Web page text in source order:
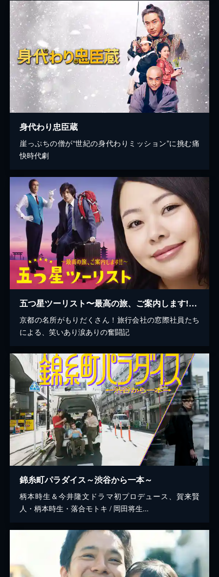
身代わり忠臣蔵
崖っぷちの僧が“世紀の身代わりミッション”に挑む痛
快時代劇
五つ星ツーリスト〜最高の旅、ご案内します!!〜
京都の名所がもりだくさん！旅行会社の窓際社員たち
による、笑いあり涙ありの奮闘記
錦糸町パラダイス～渋谷から一本～
柄本時生＆今井隆文ドラマ初プロデュース、賀来賢
人・柄本時生・落合モトキ / 岡田将生...